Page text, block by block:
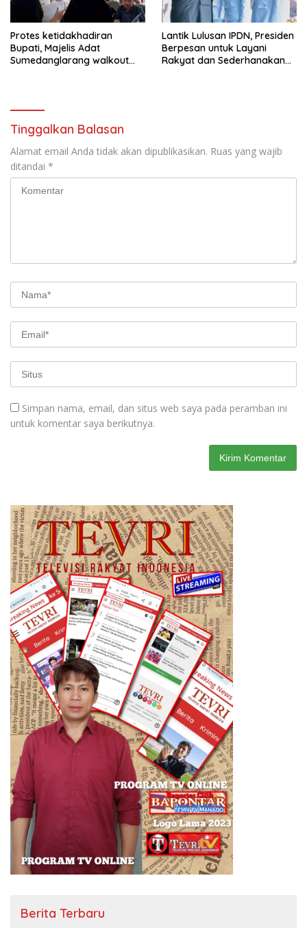
Protes ketidakhadiran
Bupati, Majelis Adat
Sumedanglarang walkout
Lantik Lulusan IPDN, Presiden
Berpesan untuk Layani
Rakyat dan Sederhanakan
Tinggalkan Balasan
Alamat email Anda tidak akan dipublikasikan. Ruas yang wajib
ditandai *
Simpan nama, email, dan situs web saya pada peramban ini
untuk komentar saya berikutnya.
Berita Terbaru